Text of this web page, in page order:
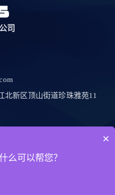
司
北新区顶山街道珍珠雅苑11
×
么可以帮您？